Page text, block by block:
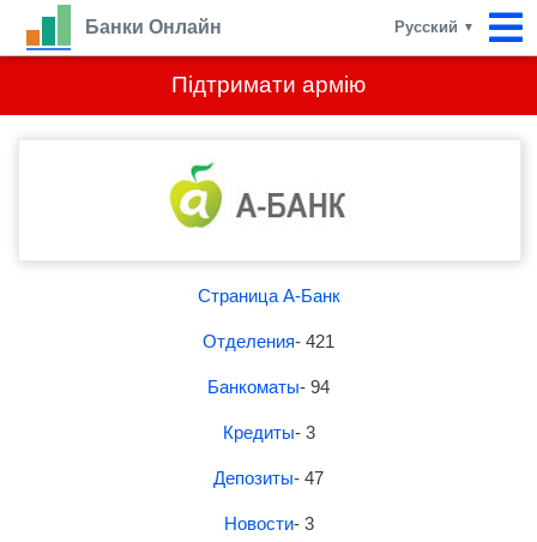
Підтримати армію
Банки Онлайн Русский ▼
Страница А-Банк
Отделения- 421
Банкоматы- 94
Кредиты- 3
Депозиты- 47
Новости- 3